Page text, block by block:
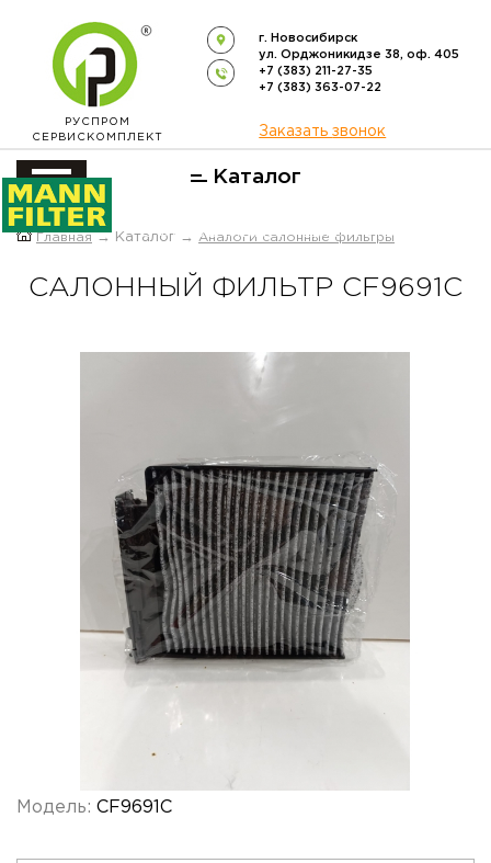
РУСПРОМ
СЕРВИСКОМПЛЕКТ
г. Новосибирск
ул. Орджоникидзе 38, оф. 405
+7 (383) 211-27-35
+7 (383) 363-07-22
Заказать звонок
Каталог
ОФИЦИАЛЬНЫЙ ДИСТРИБЬЮТОР
Главная → Каталог → Аналоги салонные фильтры
САЛОННЫЙ ФИЛЬТР CF9691C
Модель: CF9691C